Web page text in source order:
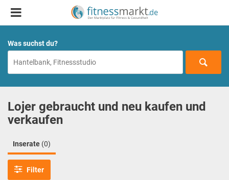
Was suchst du?
Lojer gebraucht und neu kaufen und
verkaufen
Inserate (0)
Filter